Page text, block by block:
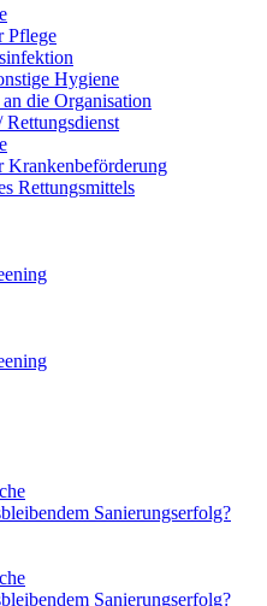
Pflege
Hygiene
die Organisation
Krankenbeförderung
Rettungsmittels
Sanierungserfolg?
Sanierungserfolg?